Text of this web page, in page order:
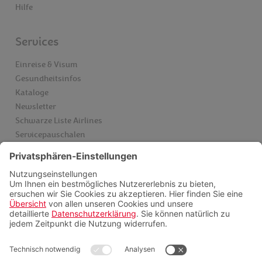
Hilfe
Services
Einreise & Visum
Gesundheitsinfos
Kataloge
Newsletter
Schwarze Liste Airlines
Servicepauschalen
Videoberatung
FAQ
Zahlungsmöglichkeiten